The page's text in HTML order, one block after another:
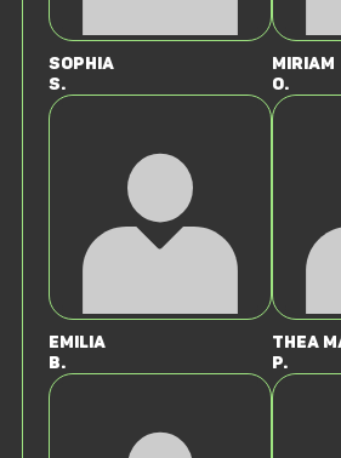
Sophia
S.
Miriam
O.
Emilia
B.
Thea
P.